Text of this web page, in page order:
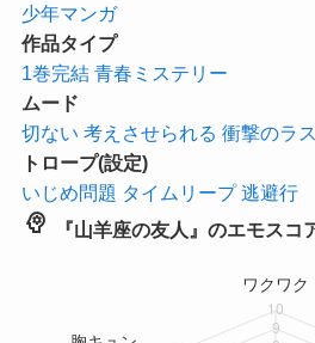
少年マンガ
作品タイプ
1巻完結 青春ミステリー
ムード
切ない 考えさせられる 衝撃のラ
トロープ(設定)
いじめ問題 タイムリープ 逃避行
psychology 『山羊座の友人』のエモスコ